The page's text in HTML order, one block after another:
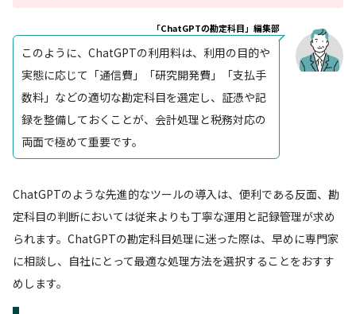
「ChatGPTの勘定科目」編集部
このように、ChatGPTの利用料は、利用の目的や
実態に応じて「通信費」「研究開発費」「支払手
数料」などの適切な勘定科目を選定し、証憑や記
録を整備しておくことが、会計処理と税務対応の
両面で極めて重要です。
ChatGPTのような先進的なツールの導入は、便利である反面、勘
定科目の判断においては従来よりも丁寧な運用と記録管理が求め
られます。ChatGPTの勘定科目処理に迷った際は、早めに専門家
に相談し、自社にとって最適な処理方法を選択することをおすす
めします。